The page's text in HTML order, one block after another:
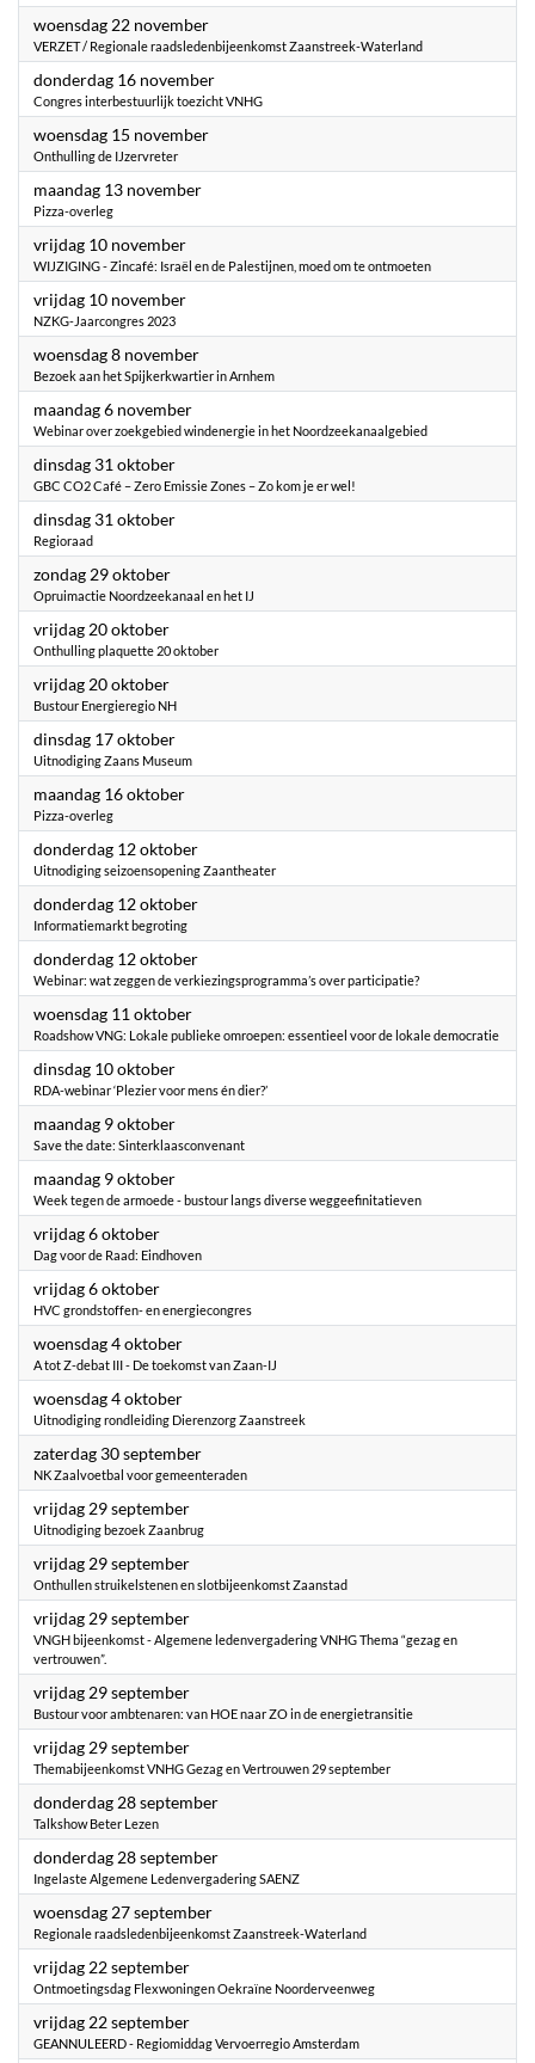
woensdag 22 november2023
VERZET / Regionale raadsledenbijeenkomst Zaanstreek-Waterland
donderdag 16 november2023
Congres interbestuurlijk toezicht VNHG
woensdag 15 november2023
Onthulling de IJzervreter
maandag 13 november2023
Pizza-overleg
vrijdag 10 november2023
WIJZIGING - Zincafé: Israël en de Palestijnen, moed om te ontmoeten
vrijdag 10 november2023
NZKG-Jaarcongres 2023
woensdag 8 november2023
Bezoek aan het Spijkerkwartier in Arnhem
maandag 6 november2023
Webinar over zoekgebied windenergie in het Noordzeekanaalgebied
dinsdag 31 oktober2023
GBC CO2 Café – Zero Emissie Zones – Zo kom je er wel!
dinsdag 31 oktober2023
Regioraad
zondag 29 oktober2023
Opruimactie Noordzeekanaal en het IJ
vrijdag 20 oktober2023
Onthulling plaquette 20 oktober
vrijdag 20 oktober2023
Bustour Energieregio NH
dinsdag 17 oktober2023
Uitnodiging Zaans Museum
maandag 16 oktober2023
Pizza-overleg
donderdag 12 oktober2023
Uitnodiging seizoensopening Zaantheater
donderdag 12 oktober2023
Informatiemarkt begroting
donderdag 12 oktober2023
Webinar: wat zeggen de verkiezingsprogramma’s over participatie?
woensdag 11 oktober2023
Roadshow VNG: Lokale publieke omroepen: essentieel voor de lokale democratie
dinsdag 10 oktober2023
RDA-webinar ‘Plezier voor mens én dier?’
maandag 9 oktober2023
Save the date: Sinterklaasconvenant
maandag 9 oktober2023
Week tegen de armoede - bustour langs diverse weggeefinitatieven
vrijdag 6 oktober2023
Dag voor de Raad: Eindhoven
vrijdag 6 oktober2023
HVC grondstoffen- en energiecongres
woensdag 4 oktober2023
A tot Z-debat III - De toekomst van Zaan-IJ
woensdag 4 oktober2023
Uitnodiging rondleiding Dierenzorg Zaanstreek
zaterdag 30 september2023
NK Zaalvoetbal voor gemeenteraden
vrijdag 29 september2023
Uitnodiging bezoek Zaanbrug
vrijdag 29 september2023
Onthullen struikelstenen en slotbijeenkomst Zaanstad
vrijdag 29 september2023
VNGH bijeenkomst - Algemene ledenvergadering VNHG Thema “gezag en
vertrouwen”.
vrijdag 29 september2023
Bustour voor ambtenaren: van HOE naar ZO in de energietransitie
vrijdag 29 september2023
Themabijeenkomst VNHG Gezag en Vertrouwen 29 september
donderdag 28 september2023
Talkshow Beter Lezen
donderdag 28 september2023
Ingelaste Algemene Ledenvergadering SAENZ
woensdag 27 september2023
Regionale raadsledenbijeenkomst Zaanstreek-Waterland
vrijdag 22 september2023
Ontmoetingsdag Flexwoningen Oekraïne Noorderveenweg
vrijdag 22 september2023
GEANNULEERD - Regiomiddag Vervoerregio Amsterdam